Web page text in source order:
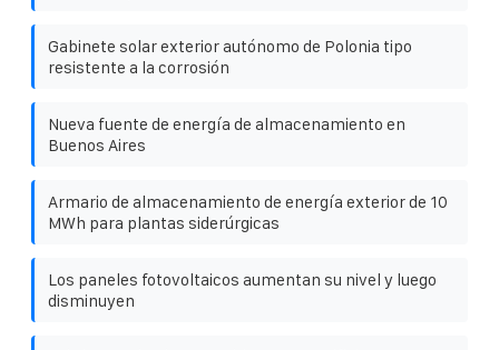
Gabinete solar exterior autónomo de Polonia tipo
resistente a la corrosión
Nueva fuente de energía de almacenamiento en
Buenos Aires
Armario de almacenamiento de energía exterior de 10
MWh para plantas siderúrgicas
Los paneles fotovoltaicos aumentan su nivel y luego
disminuyen